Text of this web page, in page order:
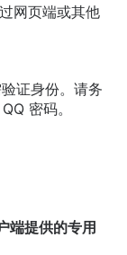
网页端或其他
证身份。请务
密码。
端提供的专用